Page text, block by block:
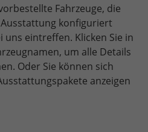
Fahrzeuge, die
konfiguriert
eintreffen. Klicken Sie in
um alle Details
Oder Sie können sich
anzeigen